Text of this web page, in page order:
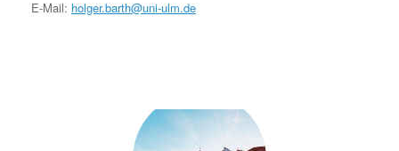
E-Mail: holger.barth@uni-ulm.de